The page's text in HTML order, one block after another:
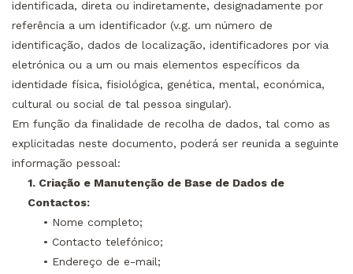
identificada, direta ou indiretamente, designadamente por
referência a um identificador (v.g. um número de
identificação, dados de localização, identificadores por via
eletrónica ou a um ou mais elementos específicos da
identidade física, fisiológica, genética, mental, económica,
cultural ou social de tal pessoa singular).
Em função da finalidade de recolha de dados, tal como as
explicitadas neste documento, poderá ser reunida a seguinte
informação pessoal:
1. Criação e Manutenção de Base de Dados de
Contactos:
• Nome completo;
• Contacto telefónico;
• Endereço de e-mail;